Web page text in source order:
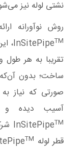
نشتی لوله نیز
روش نوآورانه
InSitePipeTM
،
تقریبا به هر
ساخت؛ بدون
صورتی که نیاز
InSitePipeTM
قطر لوله InSitePipe TM